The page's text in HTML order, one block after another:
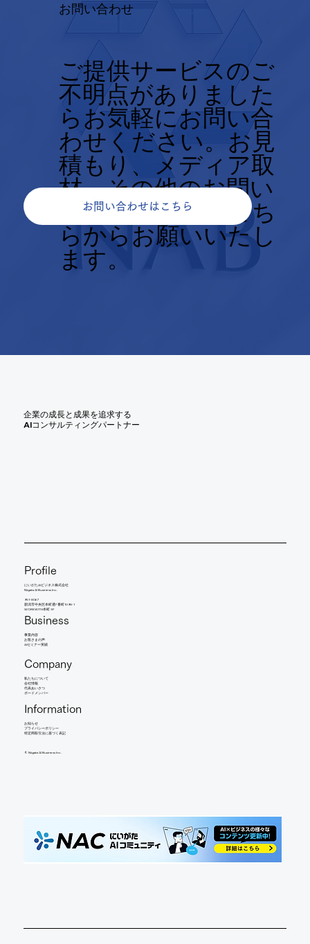
お問い合わせ
ご提供サービスのご
不明点がありました
らお気軽にお問い合
わせください。お見
積もり、メディア取
材、その他のお問い
合せについてもこち
らからお願いいたし
ます。
お問い合わせはこちら
企業の成長と成果を追求する
AIコンサルティングパートナー
Profile
にいがたAIビジネス株式会社
Niigata AI Business Inc.
951-8067
新潟市中央区本町通7番町1098-1
WORKWITH本町 3F
Business
事業内容
​お客さまの声
AIセミナー実績
Company
​私たちについて
会社情報
​代表あいさつ
​ボードメンバー
Information
お知らせ​
​プライバシーポリシー
特定商取引法に基づく表記
©︎ Niigata AI Business Inc.